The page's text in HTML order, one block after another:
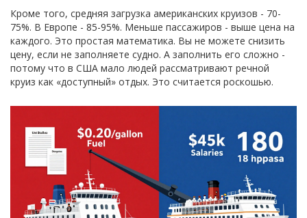
Кроме того, средняя загрузка американских круизов - 70-
75%. В Европе - 85-95%. Меньше пассажиров - выше цена на
каждого. Это простая математика. Вы не можете снизить
цену, если не заполняете судно. А заполнить его сложно -
потому что в США мало людей рассматривают речной
круиз как «доступный» отдых. Это считается роскошью.